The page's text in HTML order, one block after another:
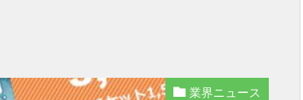
業界ニュース